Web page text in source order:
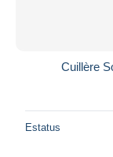
Cuillère
Estatus